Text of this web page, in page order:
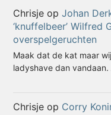
Chrisje opJohan
‘knuffelbeer’ Wilfred
overspelgeruchten
Maak dat de kat maar
ladyshave dan
Chrisje op Corry